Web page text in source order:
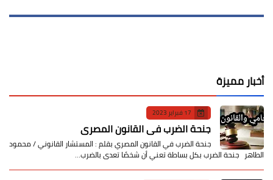
أخبار مميزة
17 فبراير 2023
جنحة الضرب في القانون المصري
جنحة الضرب في القانون المصري بقلم : المستشار القانوني / محمود
الطاهر جنحة الضرب بكل بساطة تعني أن شخصًا تعدى بالضرب…